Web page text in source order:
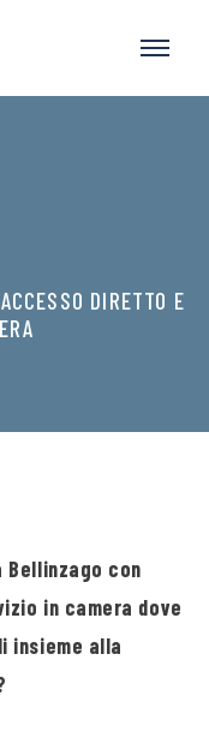
DIRETTO E
Bellinzago con
in camera dove
insieme alla